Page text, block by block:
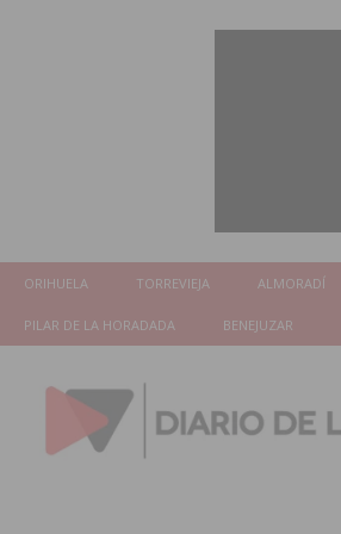
ORIHUELA TORREVIEJA ALMORADÍ
PILAR DE LA HORADADA BENEJUZAR